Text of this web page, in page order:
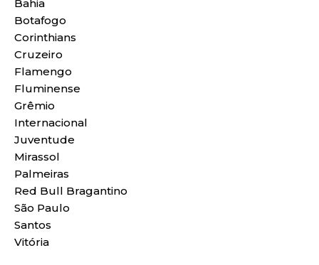
Bahia
Botafogo
Corinthians
Cruzeiro
Flamengo
Fluminense
Grêmio
Internacional
Juventude
Mirassol
Palmeiras
Red Bull Bragantino
São Paulo
Santos
Vitória